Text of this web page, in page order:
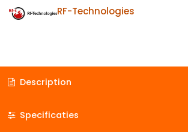
RF-Technologies
Description
Specificaties